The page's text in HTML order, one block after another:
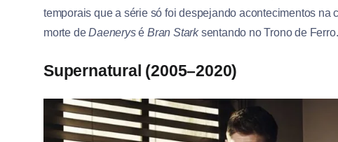
temporais que a série só foi despejando acontecimentos na
morte deDaeneryséBran Starksentando no Trono de Ferro.
Supernatural (2005–2020)